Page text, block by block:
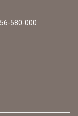
580-000